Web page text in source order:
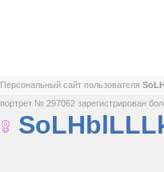
Персональный сайт пользователя
портрет № 297062 зарегистрирован